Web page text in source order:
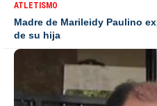
ATLETISMO
Madre de Marileidy Paulino
de su hija